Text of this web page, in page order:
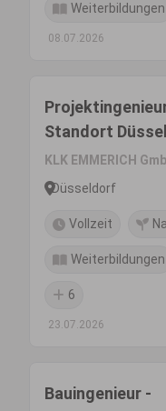
Weiterbildungen
08.07.2026
Standort
KLK EMMERICH
Düsseldorf
Vollzeit
Weiterbildungen
6
23.07.2026
Bauingenieur -